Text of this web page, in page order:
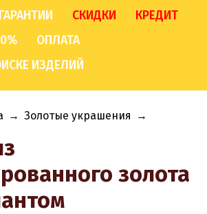
ГАРАНТИИ СКИДКИ
КРЕДИТ
ОПЛАТА
ИЗДЕЛИЙ
→ Золотые украшения →
золота